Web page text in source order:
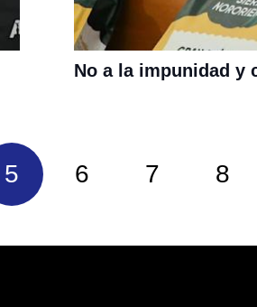
No a la impunidad y
5 6 7 8